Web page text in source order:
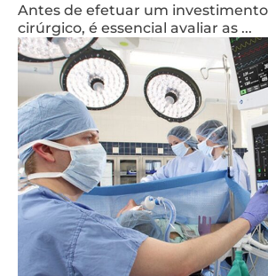
Antes de efetuar um
cirúrgico, é essencial avaliar as ...